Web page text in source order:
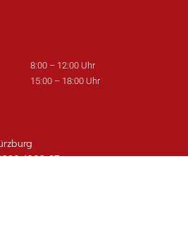
8:00 – 12:00 Uhr
15:00 – 18:00 Uhr
1002 97